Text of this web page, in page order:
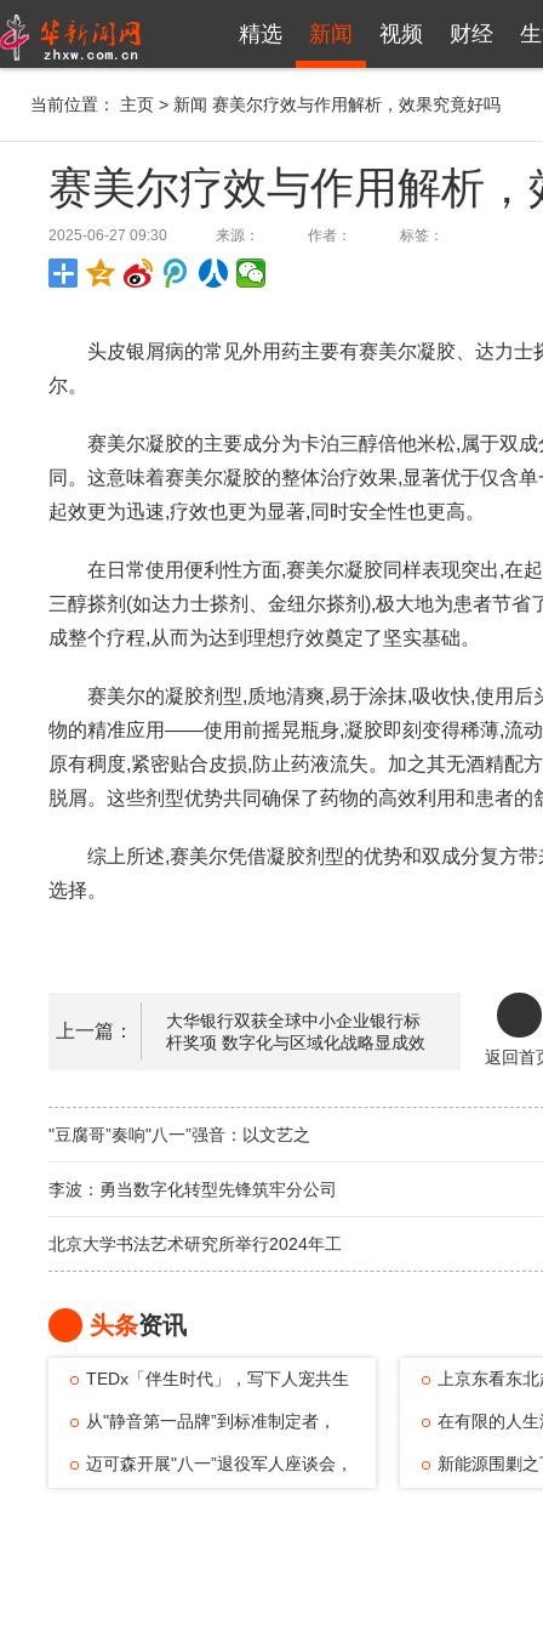
精选 新闻 视频 财经
当前位置： 主页 > 新闻 赛美尔疗效与作用解析，效果究竟好吗
赛美尔疗效与作用解析
2025-06-27 09:30 来源： 作者： 标签：
头皮银屑病的常见外用药主要有赛美尔凝胶、达力
尔。
赛美尔凝胶的主要成分为卡泊三醇倍他米松,属于双
同。这意味着赛美尔凝胶的整体治疗效果,显著优于仅含
起效更为迅速,疗效也更为显著,同时安全性也更高。
在日常使用便利性方面,赛美尔凝胶同样表现突出,在
三醇搽剂(如达力士搽剂、金纽尔搽剂),极大地为患者节
成整个疗程,从而为达到理想疗效奠定了坚实基础。
赛美尔的凝胶剂型,质地清爽,易于涂抹,吸收快,使用
物的精准应用——使用前摇晃瓶身,凝胶即刻变得稀薄,流
原有稠度,紧密贴合皮损,防止药液流失。加之其无酒精配
脱屑。这些剂型优势共同确保了药物的高效利用和患者的
综上所述,赛美尔凭借凝胶剂型的优势和双成分复方
选择。
上一篇：
大华银行双获全球中小企业银行标
杆奖项 数字化与区域化战略显成效
返回首
"豆腐哥”奏响"八一”强音：以文艺之
李波：勇当数字化转型先锋筑牢分公司
北京大学书法艺术研究所举行2024年工
头条资讯
TEDx「伴生时代」，写下人宠共生
的温暖注脚
从"静音第一品牌”到标准制定者，
TATA木门四
迈可森开展"八一”退役军人座谈会，
上京东看东
动，观赛
在有限的人
可能——浅
新能源围剿